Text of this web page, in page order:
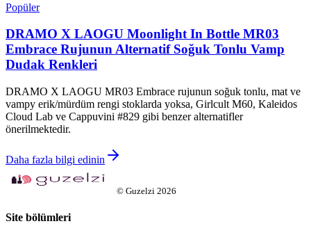
Popüler
DRAMO X LAOGU Moonlight In Bottle MR03
Embrace Rujunun Alternatif Soğuk Tonlu Vamp
Dudak Renkleri
DRAMO X LAOGU MR03 Embrace rujunun soğuk tonlu, mat ve
vampy erik/mürdüm rengi stoklarda yoksa, Girlcult M60, Kaleidos
Cloud Lab ve Cappuvini #829 gibi benzer alternatifler
önerilmektedir.
Daha fazla bilgi edinin
© Guzelzi 2026
Site bölümleri